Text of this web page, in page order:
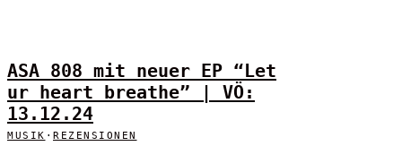
ASA 808 mit neuer EP “Let
ur heart breathe” | VÖ:
13.12.24
MUSIK · REZENSIONEN